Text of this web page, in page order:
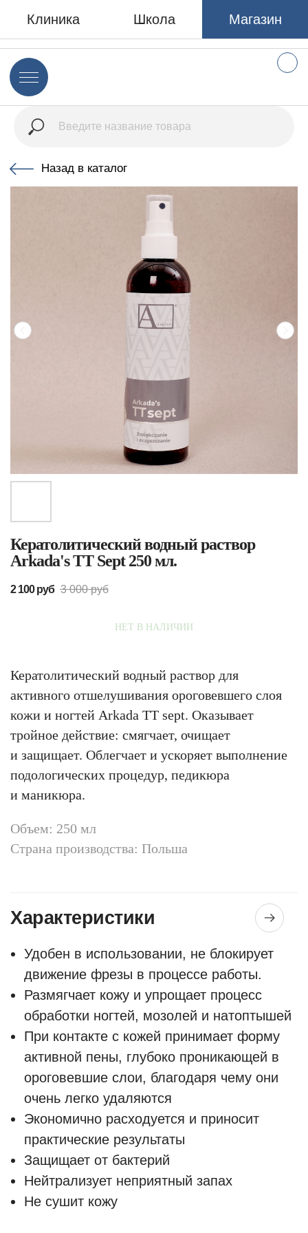
Клиника
Назад в каталог
Кератолитический водный раствор
Arkada's TT Sept 250 мл.
2 100 руб 3 000 руб
НЕТ В НАЛИЧИИ
Кератолитический водный раствор для
активного отшелушивания ороговевшего слоя
кожи и ногтей Arkada TT sept. Оказывает
тройное действие: смягчает, очищает
и защищает. Облегчает и ускоряет выполнение
подологических процедур, педикюра
и маникюра.
Объем: 250 мл
Страна производства: Польша
Характеристики
Удобен в использовании, не блокирует
движение фрезы в процессе работы.
Размягчает кожу и упрощает процесс
обработки ногтей, мозолей и натоптышей
При контакте с кожей принимает форму
активной пены, глубоко проникающей в
ороговевшие слои, благодаря чему они
очень легко удаляются
Экономично расходуется и приносит
практические результаты
Защищает от бактерий
Нейтрализует неприятный запах
Не сушит кожу